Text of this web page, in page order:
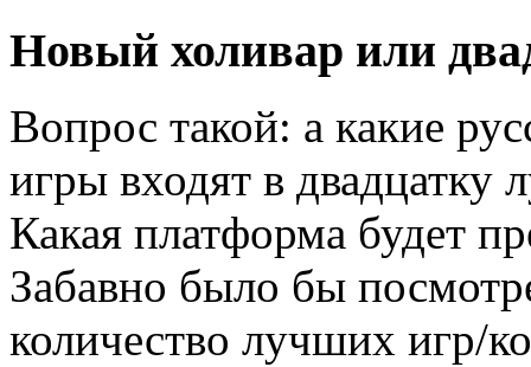
Новый холивар или
Вопрос такой: а какие
игры входят в двадцатку
Какая платформа будет
Забавно было бы
количество лучших игр/